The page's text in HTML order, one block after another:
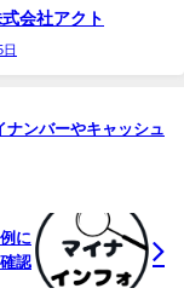
会社アクト
ナンバーやキャッシュ
に
認